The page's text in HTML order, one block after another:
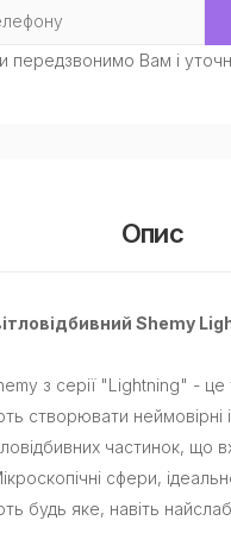
передзвонимо Вам і
Опис
Shemy
з серії "Lightning" - це
створювати неймовірні
частинок, що
сфери,
будь яке, навіть